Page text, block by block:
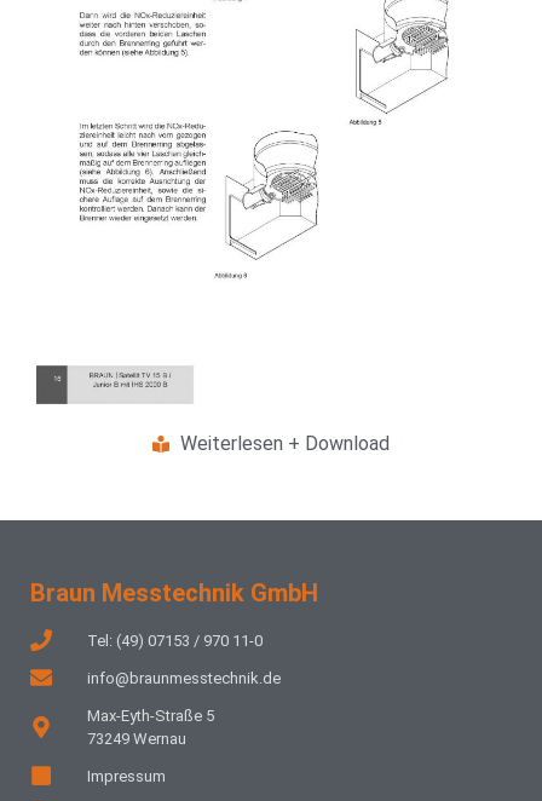
Weiterlesen + Download
Braun Messtechnik GmbH
Tel: (49) 07153 / 970 11-0
info@braunmesstechnik.de
Max-Eyth-Straße 5
73249 Wernau
Impressum